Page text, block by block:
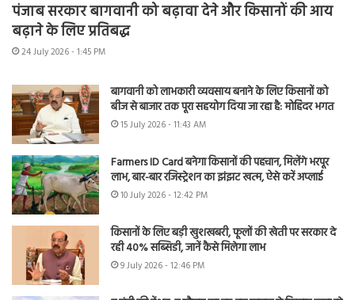
पंजाब सरकार बागवानी को बढ़ावा देने और किसानों की आय
बढ़ाने के लिए प्रतिबद्ध
24 July 2026 - 1:45 PM
बागवानी को लाभकारी व्यवसाय बनाने के लिए किसानों को
बीज से बाजार तक पूरा सहयोग दिया जा रहा है: मोहिंदर भगत
15 July 2026 - 11:43 AM
Farmers ID Card बनेगा किसानों की पहचान, मिलेंगे भरपूर
लाभ, बार-बार रजिस्ट्रेशन का झंझट खत्म, ऐसे करें अप्लाई
10 July 2026 - 12:42 PM
किसानों के लिए बड़ी खुशखबरी, फूलों की खेती पर सरकार दे
रही 40% सब्सिडी, जानें कैसे मिलेगा लाभ
9 July 2026 - 12:46 PM